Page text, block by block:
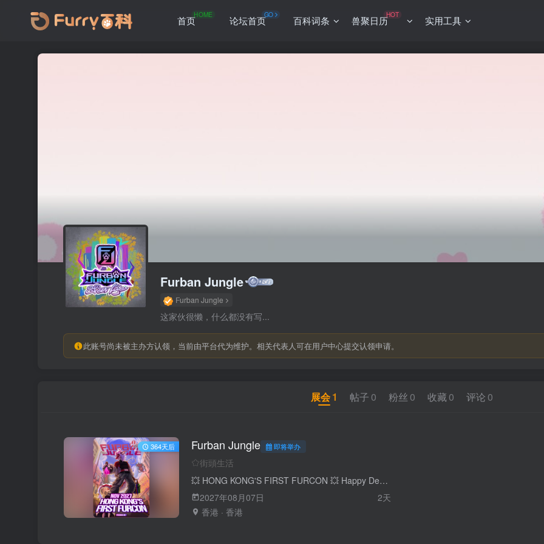
首页HOME 论坛首页GO 百科词条 兽聚日历HOT 实用工具
Furban Jungle
Furban Jungle
这家伙很懒，什么都没有写...
此账号尚未被主办方认领，当前由平台代为维护。相关代表人可在用户中心提交认领申请。
展会1 帖子 0 粉丝 0 收藏 0 评论 0
364天后 Furban Jungle 即将举办
街頭生活
💥 HONG KONG'S FIRST FURCON 💥 Happy December everyone! This has been in the works for a long time now, and it's still a while away, but now seems like a good time to finally announce a project me and dozens of other local furs have been working on. I am proud to announce Furban Jungle Hong Kong's first furry convention in 2027. The first year's theme will be Street Life. This will be a 2 weekend day event held in the function rooms of a hotel. This hotel is not fully confirmed yet, we will confirm it at a later date. We are very excited to work and delivery Hong Kong's first convention. We will work hard to deliver a new, fun, and unforgettable furry experience in Hong Kong. ❤️ 大家十二月好！ 我和一眾香港furry已經籌備了一段時間，雖然與正式舉辦還有一段距離，但現在似乎是正式公布的好時機 我很榮幸在此公布： Furban Jungle 於2027年，香港的第一個獸展 我們的一年的主題是街頭生活 這將會是一個於酒店多個多功能房間舉行，持續兩天的週末活動。酒店詳情現時尚未確定，我們將會於之後時間確實並公布 我們很期待能夠帶給大家香港第一個獸展，我們會努力帶給大家一個全新、有趣、並難忘的香港毛毛體驗
2027年08月07日
2天
香港 · 香港